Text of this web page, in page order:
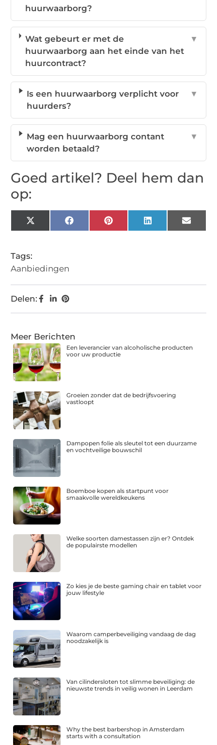
huurwaarborg?
Wat gebeurt er met de
huurwaarborg aan het einde van het
huurcontract?
▼
Is een huurwaarborg verplicht voor
huurders?
▼
Mag een huurwaarborg contant
worden betaald?
▼
Goed artikel? Deel hem dan
op:
X
(Twitter)
FacebookPinterestLinkedIn Email
Tags:
Aanbiedingen
Delen:
Meer Berichten
Een leverancier van alcoholische producten
voor uw productie
Groeien zonder dat de bedrijfsvoering
vastloopt
Dampopen folie als sleutel tot een duurzame
en vochtveilige bouwschil
Boemboe kopen als startpunt voor
smaakvolle wereldkeukens
Welke soorten damestassen zijn er? Ontdek
de populairste modellen
Zo kies je de beste gaming chair en tablet voor
jouw lifestyle
Waarom camperbeveiliging vandaag de dag
noodzakelijk is
Van cilindersloten tot slimme beveiliging: de
nieuwste trends in veilig wonen in Leerdam
Why the best barbershop in Amsterdam
starts with a consultation